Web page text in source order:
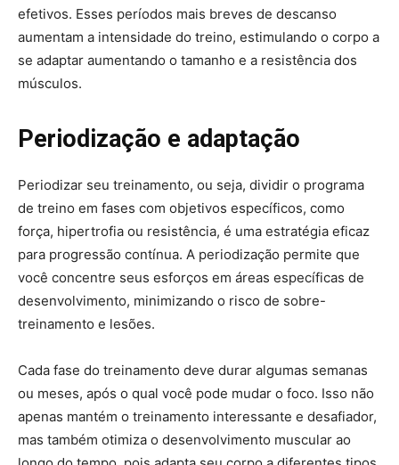
efetivos. Esses períodos mais breves de descanso
aumentam a intensidade do treino, estimulando o corpo a
se adaptar aumentando o tamanho e a resistência dos
músculos.
Periodização e adaptação
Periodizar seu treinamento, ou seja, dividir o programa
de treino em fases com objetivos específicos, como
força, hipertrofia ou resistência, é uma estratégia eficaz
para progressão contínua. A periodização permite que
você concentre seus esforços em áreas específicas de
desenvolvimento, minimizando o risco de sobre-
treinamento e lesões.
Cada fase do treinamento deve durar algumas semanas
ou meses, após o qual você pode mudar o foco. Isso não
apenas mantém o treinamento interessante e desafiador,
mas também otimiza o desenvolvimento muscular ao